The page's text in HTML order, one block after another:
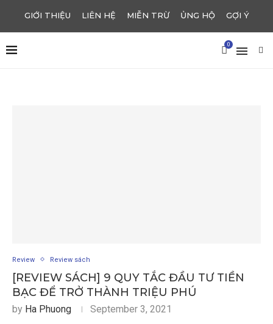
GIỚI THIỆU LIÊN HỆ MIỄN TRỪ ỦNG HỘ GỢI Ý
0
Review Review sách
[REVIEW SÁCH] 9 QUY TẮC ĐẦU TƯ TIỀN
BẠC ĐỂ TRỞ THÀNH TRIỆU PHÚ
by Ha Phuong September 3, 2021